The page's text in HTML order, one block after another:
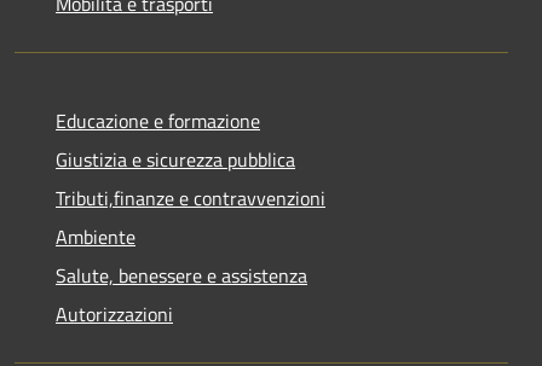
Educazione e formazione
Giustizia e sicurezza pubblica
Tributi,finanze e contravvenzioni
Ambiente
Salute, benessere e assistenza
Autorizzazioni